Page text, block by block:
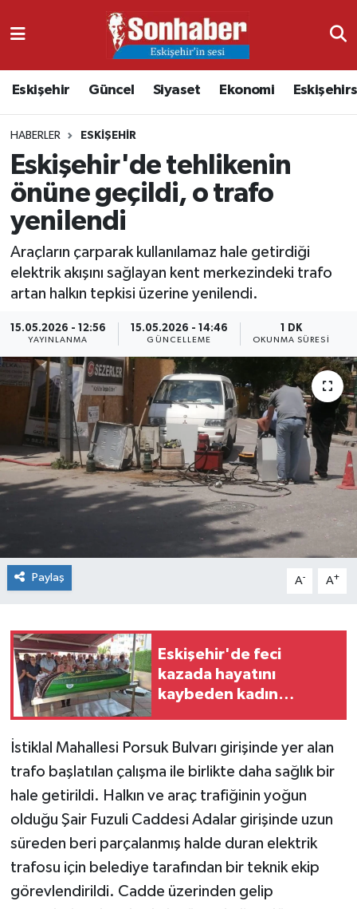
Eskişehir Güncel Siyaset Ekonomi
HABERLER ESKIŞEHIR
Eskişehir'de tehlikenin
önüne geçildi, o trafo
yenilendi
Araçların çarparak kullanılamaz hale getirdiği
elektrik akışını sağlayan kent merkezindeki trafo
artan halkın tepkisi üzerine yenilendi.
15.05.2026 - 12:56
YAYINLANMA
15.05.2026 - 14:46
GÜNCELLEME
1 DK
OKUNMA SÜRESI
Paylaş A- A+
Eskişehir'de feci
kazada hayatını
kaybeden kadın
İstiklal Mahallesi Porsuk Bulvarı girişinde yer alan
trafo başlatılan çalışma ile birlikte daha sağlık bir
hale getirildi. Halkın ve araç trafiğinin yoğun
olduğu Şair Fuzuli Caddesi Adalar girişinde uzun
süreden beri parçalanmış halde duran elektrik
trafosu için belediye tarafından bir teknik ekip
görevlendirildi. Cadde üzerinden gelip
Ekonomi
Güncel
Kültür & Sanat
Magazin
Resmi İlanlar
Sağlık
Siyaset
Spor
Nöbetçi Eczaneler
Namaz Vakitleri
Trafik Durumu
Süper Lig Puan Durumu ve Fikstür
Tüm Manşetler
Son Dakika Haberleri
Haber Arşivi